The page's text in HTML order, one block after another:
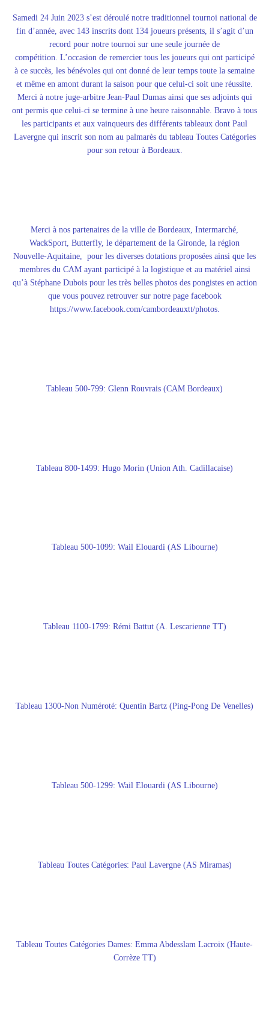
Samedi 24 Juin 2023 s’est déroulé notre traditionnel tournoi national de
fin d’année, avec 143 inscrits dont 134 joueurs présents, il s’agit d’un
record pour notre tournoi sur une seule journée de
compétition. L’occasion de remercier tous les joueurs qui ont participé
à ce succès, les bénévoles qui ont donné de leur temps toute la semaine
et même en amont durant la saison pour que celui-ci soit une réussite.
Merci à notre juge-arbitre Jean-Paul Dumas ainsi que ses adjoints qui
ont permis que celui-ci se termine à une heure raisonnable. Bravo à tous
les participants et aux vainqueurs des différents tableaux dont Paul
Lavergne qui inscrit son nom au palmarès du tableau Toutes Catégories
pour son retour à Bordeaux.
Merci à nos partenaires de la ville de Bordeaux, Intermarché,
WackSport, Butterfly, le département de la Gironde, la région
Nouvelle-Aquitaine, pour les diverses dotations proposées ainsi que les
membres du CAM ayant participé à la logistique et au matériel ainsi
qu’à Stéphane Dubois pour les très belles photos des pongistes en action
que vous pouvez retrouver sur notre page facebook
https://www.facebook.com/cambordeauxtt/photos.
Tableau 500-799: Glenn Rouvrais (CAM Bordeaux)
Tableau 800-1499: Hugo Morin (Union Ath. Cadillacaise)
Tableau 500-1099: Wail Elouardi (AS Libourne)
Tableau 1100-1799: Rémi Battut (A. Lescarienne TT)
Tableau 1300-Non Numéroté: Quentin Bartz (Ping-Pong De Venelles)
Tableau 500-1299: Wail Elouardi (AS Libourne)
Tableau Toutes Catégories: Paul Lavergne (AS Miramas)
Tableau Toutes Catégories Dames: Emma Abdesslam Lacroix (Haute-
Corrèze TT)